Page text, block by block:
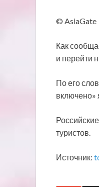
© AsiaGate
Как
и перейти
По его
включено»
туристов.
Источник: